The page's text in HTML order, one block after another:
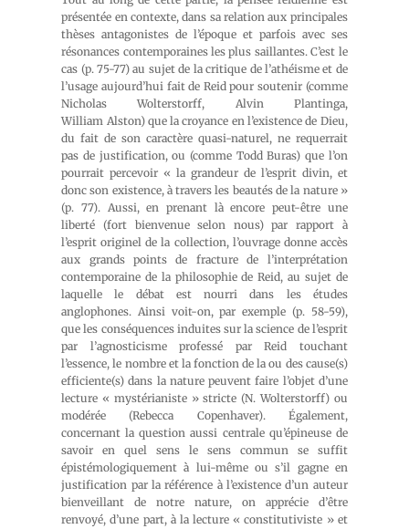
présentée en contexte, dans sa relation aux principales
thèses antagonistes de l’époque et parfois avec ses
résonances contemporaines les plus saillantes. C’est le
cas (p. 75-77) au sujet de la critique de l’athéisme et de
l’usage aujourd’hui fait de Reid pour soutenir (comme
Nicholas Wolterstorff, Alvin Plantinga,
William Alston) que la croyance en l’existence de Dieu,
du fait de son caractère quasi-naturel, ne requerrait
pas de justification, ou (comme Todd Buras) que l’on
pourrait percevoir « la grandeur de l’esprit divin, et
donc son existence, à travers les beautés de la nature »
(p. 77). Aussi, en prenant là encore peut-être une
liberté (fort bienvenue selon nous) par rapport à
l’esprit originel de la collection, l’ouvrage donne accès
aux grands points de fracture de l’interprétation
contemporaine de la philosophie de Reid, au sujet de
laquelle le débat est nourri dans les études
anglophones. Ainsi voit-on, par exemple (p. 58-59),
que les conséquences induites sur la science de l’esprit
par l’agnosticisme professé par Reid touchant
l’essence, le nombre et la fonction de la ou des cause(s)
efficiente(s) dans la nature peuvent faire l’objet d’une
lecture « mystérianiste » stricte (N. Wolterstorff) ou
modérée (Rebecca Copenhaver). Également,
concernant la question aussi centrale qu’épineuse de
savoir en quel sens le sens commun se suffit
épistémologiquement à lui-même ou s’il gagne en
justification par la référence à l’existence d’un auteur
bienveillant de notre nature, on apprécie d’être
renvoyé, d’une part, à la lecture « constitutiviste » et